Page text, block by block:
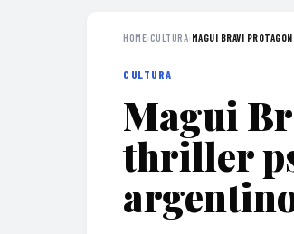
HOME›CULTURA› MAGUI BRAVI
CULTURA
Magui
thriller